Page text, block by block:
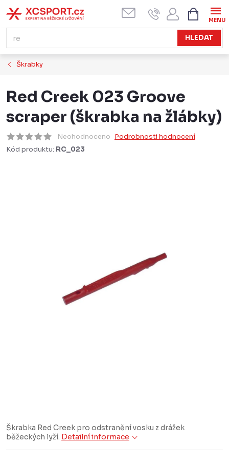
na
obsah
HLEDAT
KOŠÍK
Škrabky
Red Creek 023 Groove
scraper (škrabka na žlábky)
Neohodnoceno Podrobnosti hodnocení
Kód produktu: RC_023
Škrabka Red Creek pro odstranění vosku z drážek
běžeckých lyží. Detailní informace